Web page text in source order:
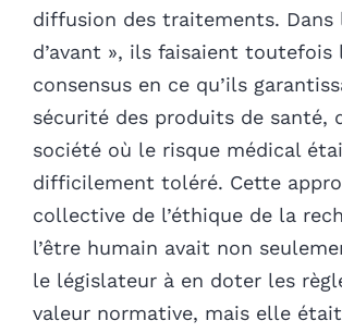
diffusion des traitements. Dans
d’avant », ils faisaient toutefois
consensus en ce qu’ils
sécurité des produits de santé,
société où le risque médical
difficilement toléré. Cette
collective de l’éthique de la
l’être humain avait non
le législateur à en doter les
valeur normative, mais elle